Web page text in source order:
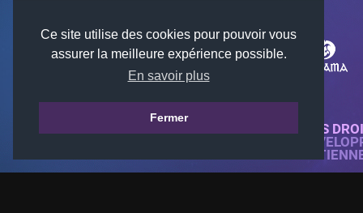
Ce site utilise des cookies pour pouvoir vous
assurer la meilleure expérience possible.
En savoir plus
Fermer
© 2018-2026 KTARENA. TOUS
SITE WEB ENTIÈREMENT
TOUTES LES IMAGES